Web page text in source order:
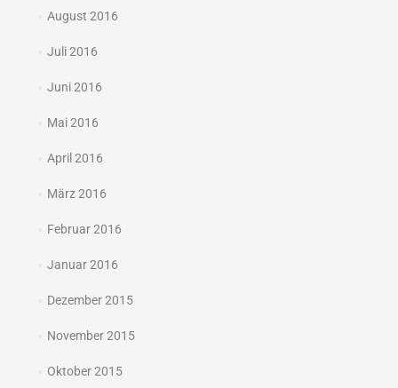
August 2016
Juli 2016
Juni 2016
Mai 2016
April 2016
März 2016
Februar 2016
Januar 2016
Dezember 2015
November 2015
Oktober 2015